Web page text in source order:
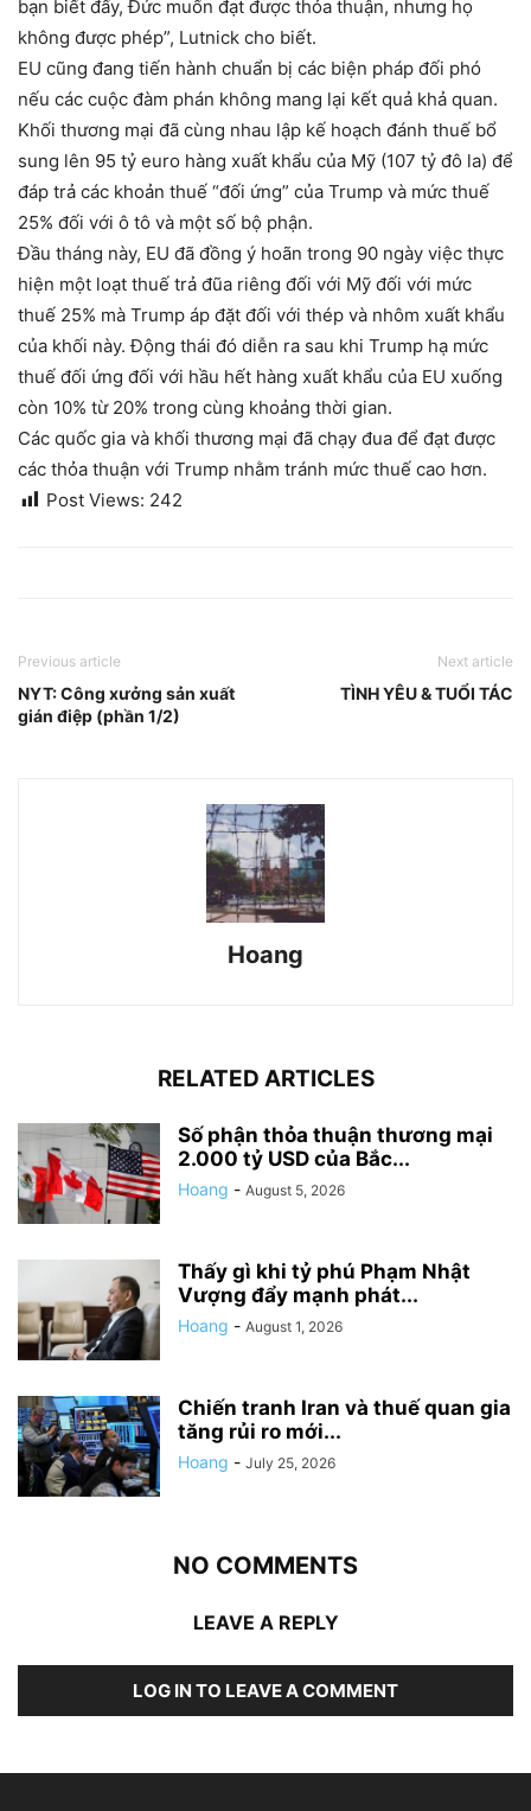
bạn biết đấy, Đức muốn đạt được thỏa thuận, nhưng họ
không được phép”, Lutnick cho biết.
EU cũng đang tiến hành chuẩn bị các biện pháp đối phó
nếu các cuộc đàm phán không mang lại kết quả khả quan.
Khối thương mại đã cùng nhau lập kế hoạch đánh thuế bổ
sung lên 95 tỷ euro hàng xuất khẩu của Mỹ (107 tỷ đô la) để
đáp trả các khoản thuế “đối ứng” của Trump và mức thuế
25% đối với ô tô và một số bộ phận.
Đầu tháng này, EU đã đồng ý hoãn trong 90 ngày việc thực
hiện một loạt thuế trả đũa riêng đối với Mỹ đối với mức
thuế 25% mà Trump áp đặt đối với thép và nhôm xuất khẩu
của khối này. Động thái đó diễn ra sau khi Trump hạ mức
thuế đối ứng đối với hầu hết hàng xuất khẩu của EU xuống
còn 10% từ 20% trong cùng khoảng thời gian.
Các quốc gia và khối thương mại đã chạy đua để đạt được
các thỏa thuận với Trump nhằm tránh mức thuế cao hơn.
Post Views: 242
Previous article
NYT: Công xưởng sản xuất
gián điệp (phần 1/2)
Next article
TÌNH YÊU & TUỔI TÁC
Hoang
RELATED ARTICLES
Số phận thỏa thuận thương mại
2.000 tỷ USD của Bắc...
Hoang - August 5, 2026
Thấy gì khi tỷ phú Phạm Nhật
Vượng đẩy mạnh phát...
Hoang - August 1, 2026
Chiến tranh Iran và thuế quan gia
tăng rủi ro mới...
Hoang - July 25, 2026
NO COMMENTS
LEAVE A REPLY
LOG IN TO LEAVE A COMMENT